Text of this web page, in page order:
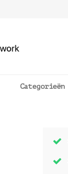
Categorieën